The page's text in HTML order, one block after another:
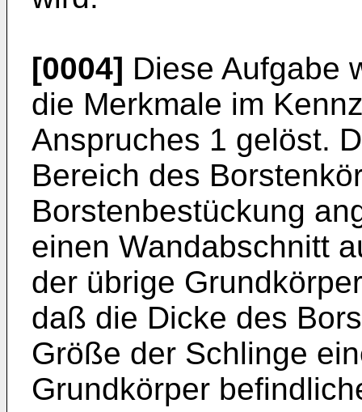
[0004] Diese Aufgabe
die Merkmale im
Anspruches 1 gelöst.
Bereich des
Borstenbestückung
einen Wandabschnitt
der übrige
daß die Dicke des
Größe der Schlinge
Grundkör­per